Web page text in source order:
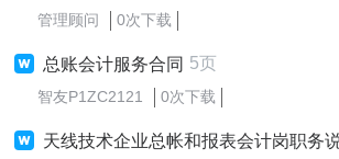
管理顾问 0次下载
总账会计服务合同 5页
智友P1ZC2121 0次下载
天线技术企业总帐和报表会计岗职务